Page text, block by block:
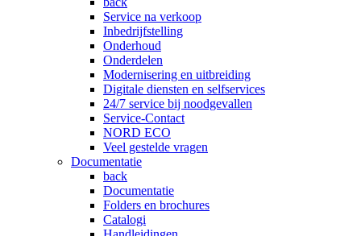
Service na verkoop
Inbedrijfstelling
Onderhoud
Onderdelen
Modernisering en uitbreiding
Digitale diensten en selfservices
24/7 service bij noodgevallen
Service-Contact
NORD ECO
Veel gestelde vragen
Documentatie
back
Documentatie
Folders en brochures
Catalogi